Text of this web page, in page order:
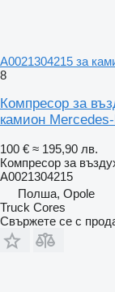
A0021304215 за
8
Компресор за
камион
100 € ≈ 195,90 лв.
Компресор за
A0021304215
Полша, Opole
Truck Cores
Свържете се с